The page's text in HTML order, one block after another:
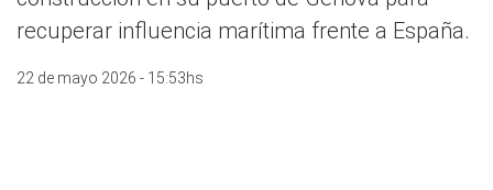
recuperar influencia marítima frente a España.
22 de mayo 2026 - 15:53hs